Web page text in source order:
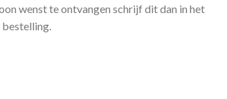
wenst te ontvangen schrijf dit dan in het